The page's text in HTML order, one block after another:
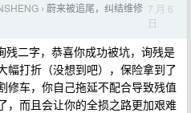
› 蔚来被追尾，纠结维修 7 月 6
日
残二字，恭喜你成功被坑，询残是
幅打折（没想到吧），保险拿到了
修车，你自己拖延不配合导致残值
，而且会让你的全损之路更加艰难